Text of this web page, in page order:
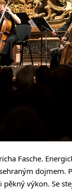
Fasche.
dojmem.
pěkný výkon. Se